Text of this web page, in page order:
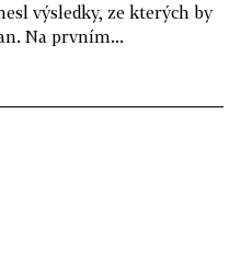
výsledky, ze kterých by
Na prvním...